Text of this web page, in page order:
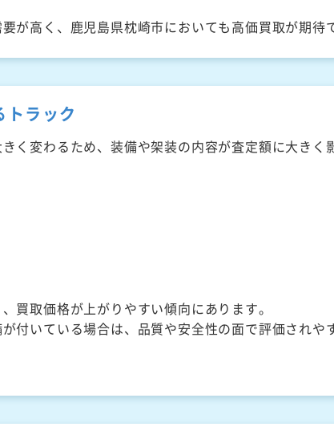
が高く、鹿児島県枕崎市においても高価買取が期待
トラック
く変わるため、装備や架装の内容が査定額に大きく
買取価格が上がりやすい傾向にあります。
付いている場合は、品質や安全性の面で評価され